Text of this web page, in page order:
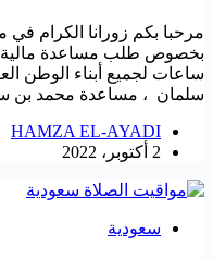
مرحبا بكم زورانا الكرام في
ساعات لجميع أبناء الوطن
سلمان ، مساعدة محمد بن سلمان
HAMZA EL-AYADI
2 أكتوبر، 2022
سعودية